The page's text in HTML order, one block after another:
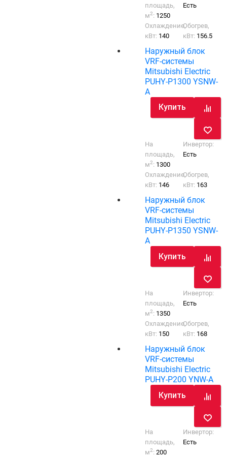
площадь,
м2: 1250
Есть
Охлаждение,
кВт: 140
Обогрев,
кВт: 156.5
Наружный блок
VRF-системы
Mitsubishi Electric
PUHY-P1300 YSNW-
A
Купить
На
площадь,
м2: 1300
Инвертор:
Есть
Охлаждение,
кВт: 146
Обогрев,
кВт: 163
Наружный блок
VRF-системы
Mitsubishi Electric
PUHY-P1350 YSNW-
A
Купить
На
площадь,
м2: 1350
Инвертор:
Есть
Охлаждение,
кВт: 150
Обогрев,
кВт: 168
Наружный блок
VRF-системы
Mitsubishi Electric
PUHY-P200 YNW-A
Купить
На
площадь,
м2:200
Инвертор:
Есть